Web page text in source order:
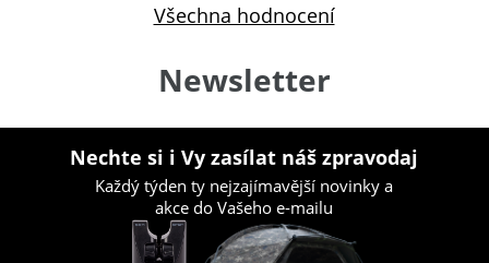
Všechna hodnocení
Newsletter
Nechte si i Vy zasílat náš zpravodaj
Každý týden ty nejzajímavější novinky a
akce do Vašeho e-mailu